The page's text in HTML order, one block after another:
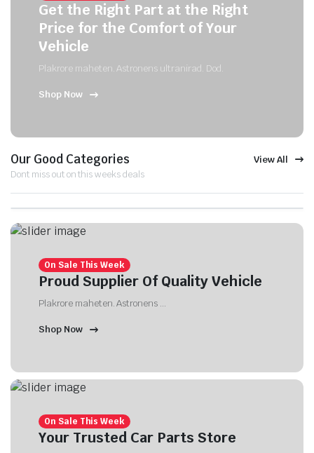
Get the Right Part at the Right
Price for the Comfort of Your
Vehicle
Plakrore maheten. Astronens ultranirad. Dod.
Shop Now
Our Good Categories
Dont miss out on this weeks deals
View All
On Sale This Week
Proud Supplier Of Quality Vehicle
Plakrore maheten. Astronens ...
Shop Now
On Sale This Week
Your Trusted Car Parts Store